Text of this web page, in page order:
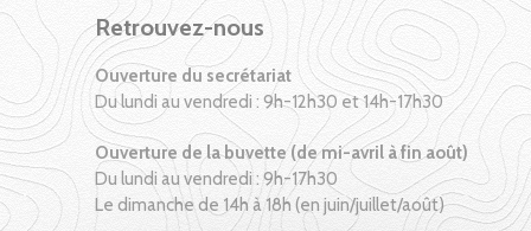
Retrouvez-nous
Ouverture du secrétariat
Du lundi au vendredi : 9h-12h30 et 14h-17h30
Ouverture de la buvette (de mi-avril à fin août)
Du lundi au vendredi : 9h-17h30
Le dimanche de 14h à 18h (en juin/juillet/août)